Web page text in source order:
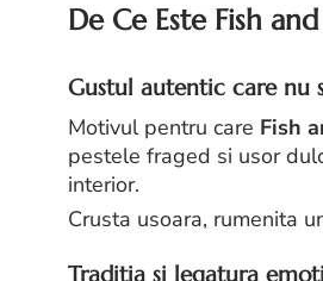
De Ce Este Fish
Gustul autentic care nu
Motivul pentru care Fish
pestele fraged si usor
interior.
Crusta usoara, rumenita
Traditia si legatura